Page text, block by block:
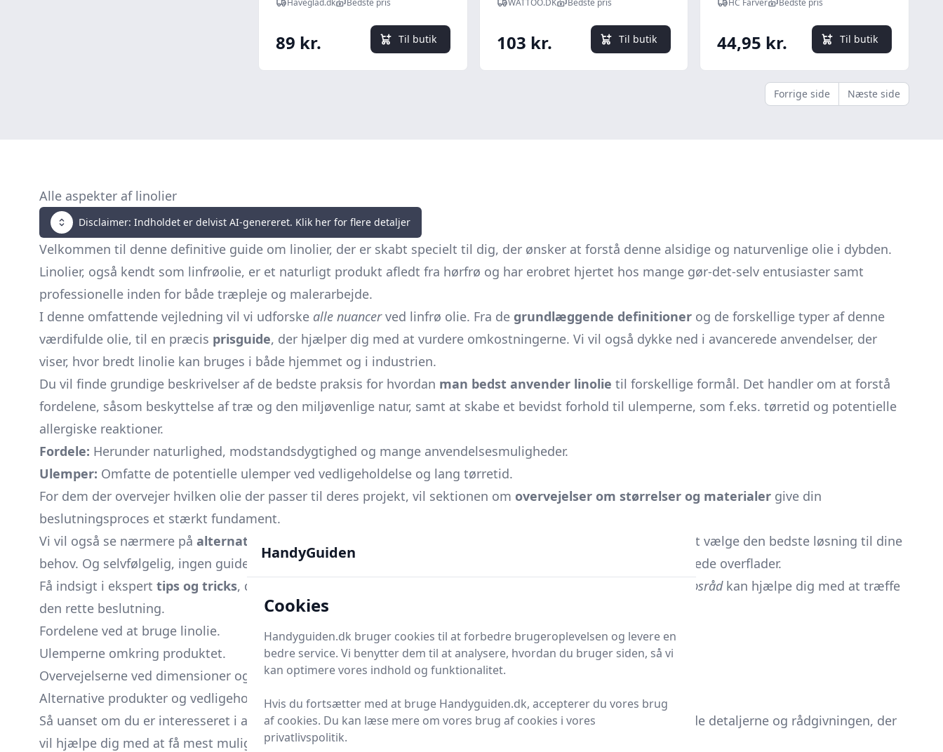
Haveglad.dk Bedste pris
89 kr. Til butik
WATTOO.DK Bedste pris
103 kr. Til butik
HC Farver Bedste pris
44,95 kr. Til butik
Forrige side Næste side
Alle aspekter af linolier
Disclaimer: Indholdet er delvist AI-genereret. Klik her for flere detaljer
Velkommen til denne definitive guide om linolier, der er skabt specielt til dig, der ønsker at forstå denne alsidige og naturvenlige olie i dybden.
Linolier, også kendt som linfrøolie, er et naturligt produkt afledt fra hørfrø og har erobret hjertet hos mange gør-det-selv entusiaster samt
professionelle inden for både træpleje og malerarbejde.
I denne omfattende vejledning vil vi udforske alle nuancerved linfrø olie. Fra de grundlæggende definitioner og de forskellige typer af denne
værdifulde olie, til en præcis prisguide, der hjælper dig med at vurdere omkostningerne. Vi vil også dykke ned i avancerede anvendelser, der
viser, hvor bredt linolie kan bruges i både hjemmet og i industrien.
Du vil finde grundige beskrivelser af de bedste praksis for hvordan man bedst anvender linolie til forskellige formål. Det handler om at forstå
fordelene, såsom beskyttelse af træ og den miljøvenlige natur, samt at skabe et bevidst forhold til ulemperne, som f.eks. tørretid og potentielle
allergiske reaktioner.
Fordele: Herunder naturlighed, modstandsdygtighed og mange anvendelsesmuligheder.
Ulemper: Omfatte de potentielle ulemper ved vedligeholdelse og lang tørretid.
For dem der overvejer hvilken olie der passer til deres projekt, vil sektionen om overvejelser om størrelser og materialer give din
beslutningsproces et stærkt fundament.
Vi vil også se nærmere på alternativer til linolie
for at sikre, at du har alle de oplysninger du har brug for til at vælge den bedste løsning til dine
behov. Og selvfølgelig, ingen guide ville være komplet uden tips til
af linoliebehandlede overflader.
Få indsigt i ekspert tips og tricks, der kan hjælpe dig med at undgå almindelige fejltagelser, samt hvordan købsrådkan hjælpe dig med at træffe
den rette beslutning.
Fordelene ved at bruge linolie.
Ulemperne omkring produktet.
Overvejelserne ved dimensioner og materialevalg.
Alternative produkter og vedligeholdelse.
Så uanset om du er interesseret i at bruge linolie for første gang eller er en erfaren bruger, tilbyder denne guide detaljerne og rådgivningen, der
vil hjælpe dig med at få mest muligt ud af denne fantastiske ressource.
HandyGuiden
Cookies
Handyguiden.dk bruger cookies til at forbedre brugeroplevelsen og levere en
bedre service. Vi benytter dem til at analysere, hvordan du bruger siden, så vi
kan optimere vores indhold og funktionalitet.
Hvis du fortsætter med at bruge Handyguiden.dk, accepterer du vores brug
af cookies. Du kan læse mere om vores brug af cookies i vores
privatlivspolitik.